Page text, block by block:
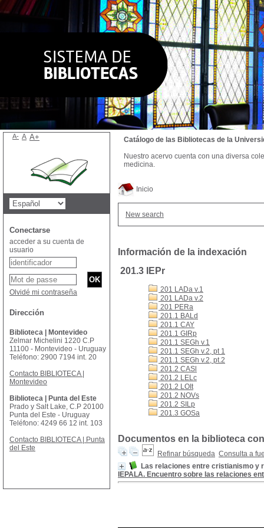
Inicio
New search
Información de la indexación
201.3 IEPr
201 LADa v.1
201 LADa v.2
201 PERa
201.1 BALd
201.1 CAY
201.1 GIRp
201.1 SEGh v.1
201.1 SEGh v.2, pt 1
201.1 SEGh v.2, pt.2
201.2 CASl
201.2 LELc
201.2 LOIt
201.2 NOVs
201.2 SILp
201.3 GOSa
Documentos en la biblioteca
Refinar búsqueda Consulta a
Las relaciones entre cristianismo y
IEPALA. Encuentro sobre las relaciones
Catálogo de las Bibliotecas de la
Nuestro acervo cuenta con una diversa
medicina.
A- A A+
Conectarse
acceder a su cuenta de
usuario
Olvidé mi contraseña
Dirección
Biblioteca | Montevideo
Zelmar Michelini 1220 C.P
11100 - Montevideo - Uruguay
Teléfono: 2900 7194 int. 20
Contacto BIBLIOTECA |
Montevideo
Biblioteca | Punta del Este
Prado y Salt Lake, C.P 20100
Punta del Este - Uruguay
Teléfono: 4249 66 12 int. 103
Contacto BIBLIOTECA | Punta
del Este